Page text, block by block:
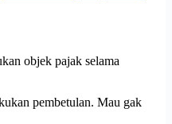
objek pajak selama
pembetulan. Mau gak